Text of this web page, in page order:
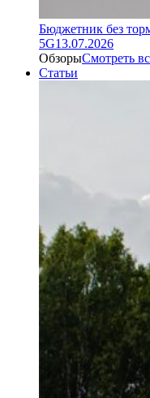
Бюджетник без
5G13.07.2026
ОбзорыСмотреть
Статьи